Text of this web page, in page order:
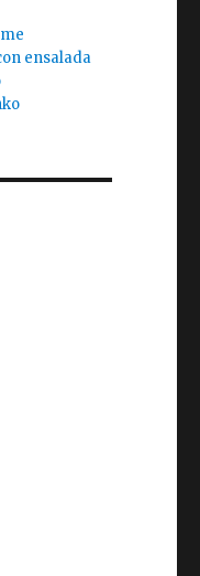
ensalada